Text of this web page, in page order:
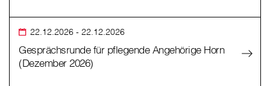
22.12.2026 - 22.12.2026
Gesprächsrunde für pflegende Angehörige Horn
(Dezember 2026)